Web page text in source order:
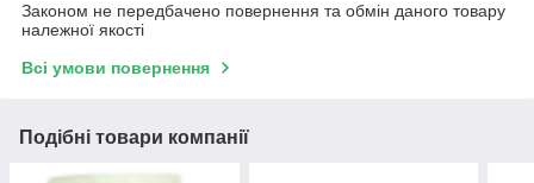
Законом не передбачено повернення та обмін даного товару
належної якості
Всі умови повернення
Подібні товари компанії